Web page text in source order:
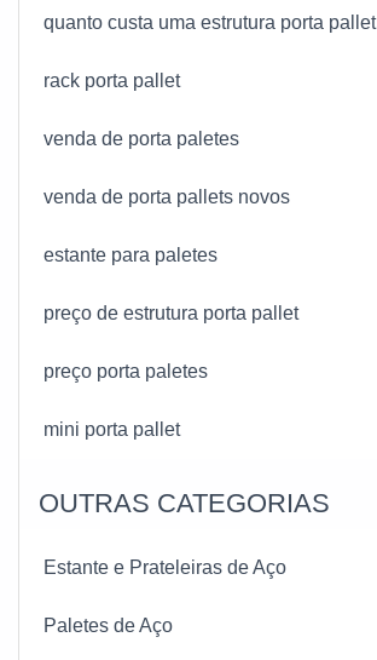
quanto custa uma estrutura porta pallet
rack porta pallet
venda de porta paletes
venda de porta pallets novos
estante para paletes
preço de estrutura porta pallet
preço porta paletes
mini porta pallet
OUTRAS CATEGORIAS
Estante e Prateleiras de Aço
Paletes de Aço